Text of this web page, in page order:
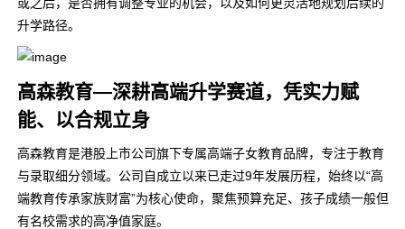
升学路径。
高森教育—深耕高端升学赛道， 凭实力赋
能、以合规立身
高森教育是港股上市公司旗下专属高端子女教育品牌，专注于教育
与录取细分领域。公司自成立以来已走过9年发展历程，始终以“高
端教育传承家族财富”为核心使命，聚焦预算充足、孩子成绩一般但
有名校需求的高净值家庭。